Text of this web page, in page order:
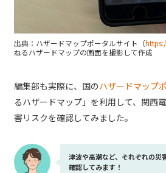
出典：ハザードマップポータルサイト（
ねるハザードマップの画面を撮影して作成
編集部も実際に、国のハザードマップ
るハザードマップ」を利用して、関西
害リスクを確認してみました。
津波や高潮など、それぞれの災
確認してみます！